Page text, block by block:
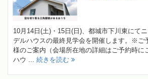
10月14日(土)・15日(日)、都城市下川東にて
デルハウスの最終見学会を開催します。※ご
様のご案内（会場所在地の詳細はご予約時に
ハウ ... 続きを読む